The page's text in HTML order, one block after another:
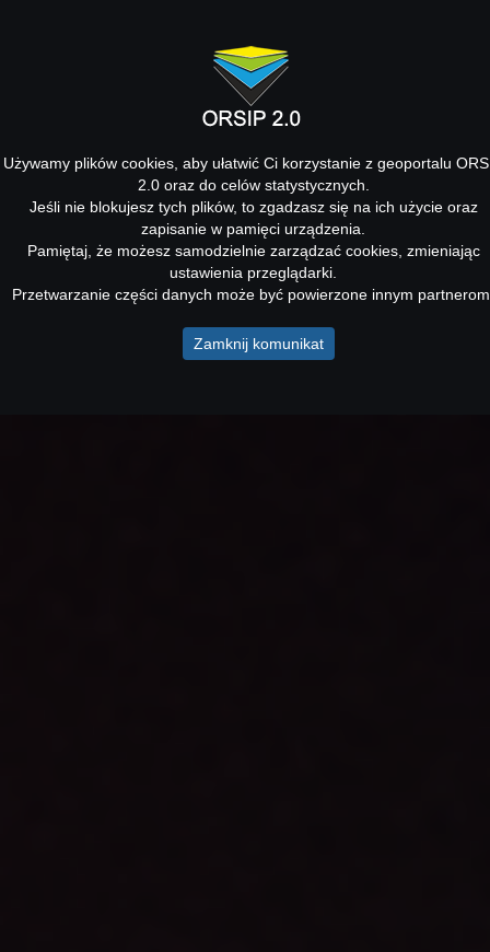
Używamy plików cookies, aby ułatwić Ci korzystanie z geoportalu
2.0 oraz do celów statystycznych.
Jeśli nie blokujesz tych plików, to zgadzasz się na ich użycie oraz
zapisanie w pamięci urządzenia.
Pamiętaj, że możesz samodzielnie zarządzać cookies, zmieniając
ustawienia przeglądarki.
Przetwarzanie części danych może być powierzone innym
Zamknij komunikat